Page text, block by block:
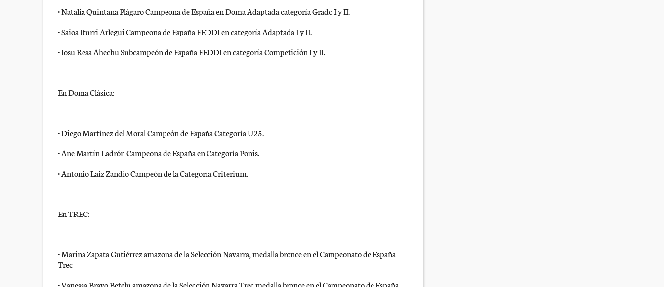
• Natalia Quintana Plágaro Campeona de España en Doma Adaptada categoría Grado I y II.
• Saioa Iturri Arlegui Campeona de España FEDDI en categoría Adaptada I y II.
• Iosu Resa Ahechu Subcampeón de España FEDDI en categoría Competición I y II.
En Doma Clásica:
• Diego Martínez del Moral Campeón de España Categoría U25.
• Ane Martín Ladrón Campeona de España en Categoría Ponis.
• Antonio Laiz Zandio Campeón de la Categoría Criterium.
En TREC:
• Marina Zapata Gutiérrez amazona de la Selección Navarra, medalla bronce en el Campeonato de España
Trec
• Vanessa Bravo Betelu amazona de la Selección Navarra Trec medalla bronce en el Campeonato de España